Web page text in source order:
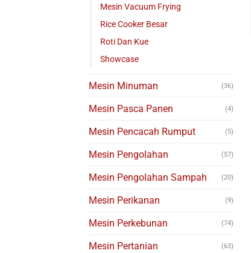
Mesin Vacuum Frying
Rice Cooker Besar
Roti Dan Kue
Showcase
Mesin Minuman (36)
Mesin Pasca Panen (4)
Mesin Pencacah Rumput (5)
Mesin Pengolahan (57)
Mesin Pengolahan Sampah (20)
Mesin Perikanan (9)
Mesin Perkebunan (74)
Mesin Pertanian (63)